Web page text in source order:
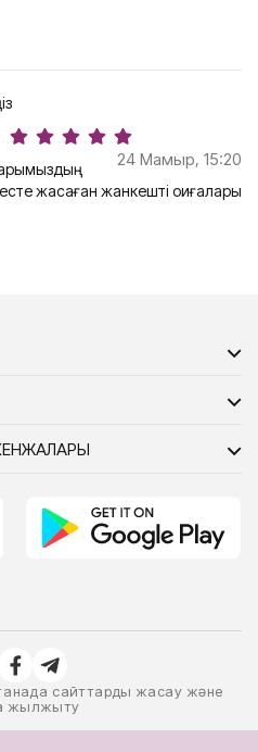
24 Мамыр, 15:20
жасаған жанкешті оқиғалары
сайттарды жасау және
жылжыту